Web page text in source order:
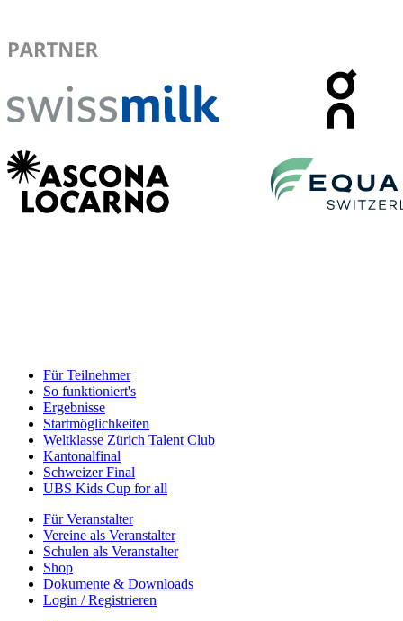
Für Teilnehmer
So funktioniert's
Ergebnisse
Startmöglichkeiten
Weltklasse Zürich Talent Club
Kantonalfinal
Schweizer Final
UBS Kids Cup for all
Für Veranstalter
Vereine als Veranstalter
Schulen als Veranstalter
Shop
Dokumente & Downloads
Login / Registrieren